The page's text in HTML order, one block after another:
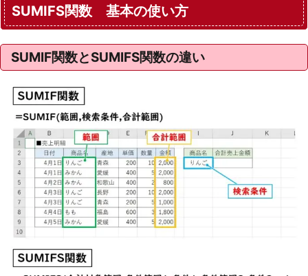
SUMIFS関数 基本の使い方
SUMIF関数とSUMIFS関数の違い